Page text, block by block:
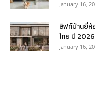
January 16,
ลิฟท์บ้านยี่ห้
ไทย ปี 2026
January 16,